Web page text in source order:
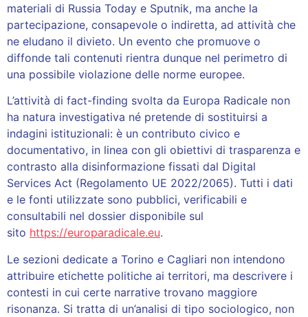
materiali di Russia Today e Sputnik, ma anche la
partecipazione, consapevole o indiretta, ad attività che
ne eludano il divieto. Un evento che promuove o
diffonde tali contenuti rientra dunque nel perimetro di
una possibile violazione delle norme europee.
L’attività di fact-finding svolta da Europa Radicale non
ha natura investigativa né pretende di sostituirsi a
indagini istituzionali: è un contributo civico e
documentativo, in linea con gli obiettivi di trasparenza e
contrasto alla disinformazione fissati dal Digital
Services Act (Regolamento UE 2022/2065). Tutti i dati
e le fonti utilizzate sono pubblici, verificabili e
consultabili nel dossier disponibile sul
sito https://europaradicale.eu.
Le sezioni dedicate a Torino e Cagliari non intendono
attribuire etichette politiche ai territori, ma descrivere i
contesti in cui certe narrative trovano maggiore
risonanza. Si tratta di un’analisi di tipo sociologico, non